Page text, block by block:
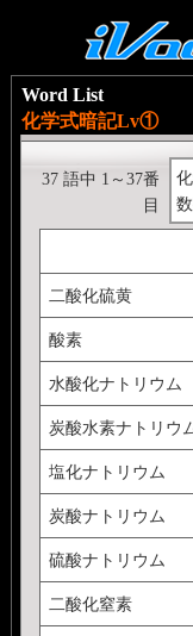
Word List
化学式暗記Lv①
37 語中 1～37番
目
二酸化硫黄
酸素
水酸化ナトリウム
炭酸水素ナトリウ
塩化ナトリウム
炭酸ナトリウム
硫酸ナトリウム
二酸化窒素